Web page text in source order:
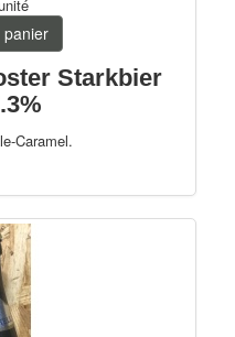
Starkbier
Caramel.